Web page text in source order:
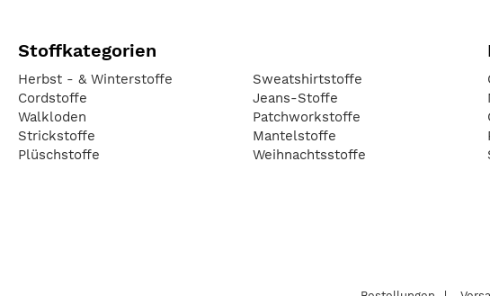
Stoffkategorien
Herbst - & Winterstoffe
Cordstoffe
Walkloden
Strickstoffe
Plüschstoffe
Sweatshirtstoffe
Jeans-Stoffe
Patchworkstoffe
Mantelstoffe
Weihnachtsstoffe